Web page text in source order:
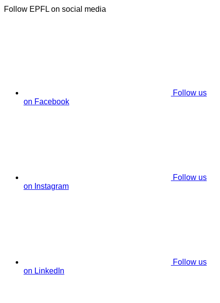
Follow EPFL on social media
Follow us
on Facebook
Follow us
on Instagram
Follow us
on LinkedIn